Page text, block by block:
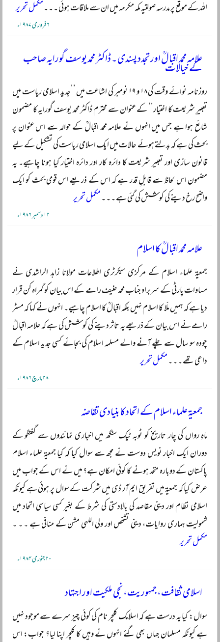
اللہ کے موقع پر مدرسہ صولتیہ مکہ مکرمہ میں ان سے ملاقات ہوئی ۔ ۔ ۔ مکمل تحریر
۶ فروری ۱۹۸۷ء
علامہ محمد اقبالؒ اور تجدد پسندی ۔ ڈاکٹر محمد یوسف گورایہ صاحب
کے خیالات
روزنامہ نوائے وقت کی ۱۸ و ۱۹ نومبر کی اشاعت میں ’’جدید اسلامی ریاست میں
تعبیرِ شریعت کا اختیار‘‘ کے عنوان سے محترم ڈاکٹر محمد یوسف گورایہ کا مضمون
شائع ہوا ہے جس میں انہوں نے علامہ محمد اقبالؒ کے حوالہ سے اس عنوان پر
بحث کی ہے کہ بدلتے ہوئے حالات میں ایک اسلامی ریاست کی تشکیل کے لیے
قانون سازی اور تعبیر شریعت کا دائرہ کار اور دائرہ اختیار کیا ہونا چاہیے۔ یہ
مضمون اس لحاظ سے قابلِ قدر ہے کہ اس کے ذریعے اس قومی بحث کو ایک
واضح رخ دینے کی کوشش کی گئی ہے ۔ ۔ ۔ مکمل تحریر
۱۲ دسمبر ۱۹۸۶ء
علامہ محمد اقبالؒ کا اسلام
جمعیۃ علماء اسلام کے مرکزی سیکرٹری اطلاعات مولانا زاہد الراشدی نے
مساوات پارٹی کے سربراہ جناب محمد حنیف رامے کے اس بیان کو گمراہ کن قرار
دیا ہے کہ ہمیں ملّا کا اسلام نہیں بلکہ اقبالؒ کا اسلام چاہیے۔ انہوں نے کہا کہ مسٹر
رامے نے اس بیان کے ذریعے یہ تاثر دینے کی کوشش کی ہے کہ علامہ اقبالؒ
چودہ سو سال سے چلے آنے والے مسلمہ اسلام کی بجائے کسی جدید اسلام کے
داعی تھے ۔ ۔ ۔ مکمل تحریر
۲۸ مارچ ۱۹۸۶ء
جمعیۃ علماء اسلام کے اتحاد کا بنیادی تقاضہ
ماہِ رواں کی چار تاریخ کو ٹوبہ ٹیک سنگھ میں اخباری نمائندوں سے گفتگو کے
دوران ایک اخبار نویس دوست نے مجھ سے سوال کیا کہ کیا جمعیۃ علماء اسلام
پاکستان کے دوبارہ متحد ہونے کا کوئی امکان ہے؟ میں نے اس کے جواب میں
عرض کیا کہ جمعیۃ میں تفریق ایم آر ڈی میں شرکت کے سوال پر ہوئی ہے کیونکہ
اسلامی نظام اور دینی مقاصد کی بالادستی کی شرط کے بغیر کسی سیاسی اتحاد میں
شمولیت ہماری روایات، دینی تشخص اور ولی اللہی مشن کے منافی ہے ۔ ۔ ۔
مکمل تحریر
۲۰ جنوری ۱۹۸۴ء
اسلامی ثقافت، جمہوریت، نجی ملکیت اور اجتہاد
سوال: کیا یہ درست ہے کہ اسلامک کلچر نام کی کوئی چیز سرے سے موجود نہیں
ہے کیونکہ مسلمان جہاں بھی گئے انہوں نے وہیں کا کلچر اپنا لیا؟ جواب: اس